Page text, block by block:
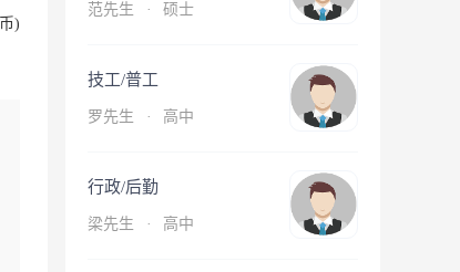
)
范先生 · 硕士
技工/普工
罗先生 · 高中
行政/后勤
梁先生 · 高中